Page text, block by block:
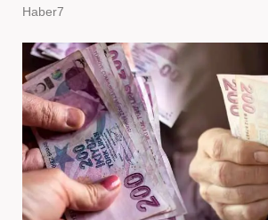
Haber7